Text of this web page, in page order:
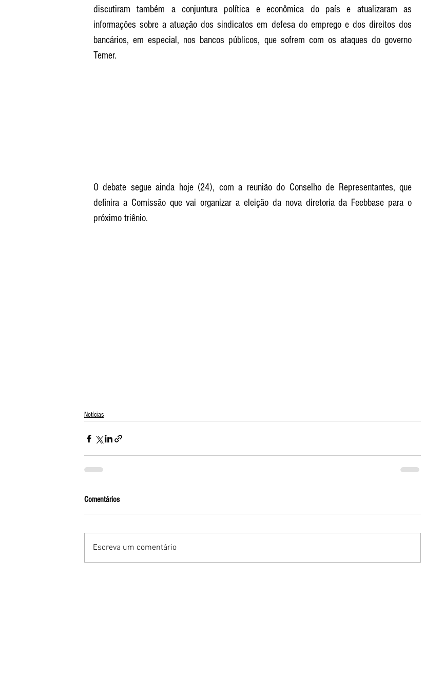
discutiram também a conjuntura política e econômica do país e atualizaram as
informações sobre a atuação dos sindicatos em defesa do emprego e dos direitos dos
bancários, em especial, nos bancos públicos, que sofrem com os ataques do governo
Temer.
O debate segue ainda hoje (24), com a reunião do Conselho de Representantes, que
definira a Comissão que vai organizar a eleição da nova diretoria da Feebbase para o
próximo triênio.
Notícias
Comentários
Escreva um comentário